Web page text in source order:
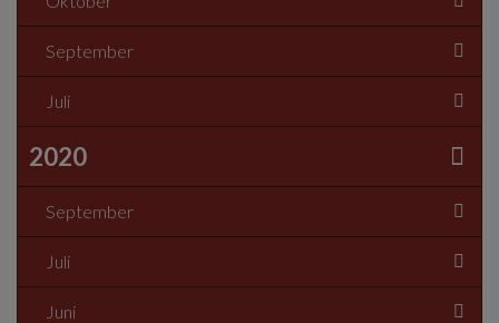
September
Juli
2020
September
Juli
Juni